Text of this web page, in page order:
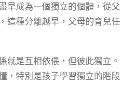
早成為一個獨立的個體，從父
這種分離越早，父母的育兒任
就是互相依偎，但彼此獨立。
，特別是孩子學習獨立的階段